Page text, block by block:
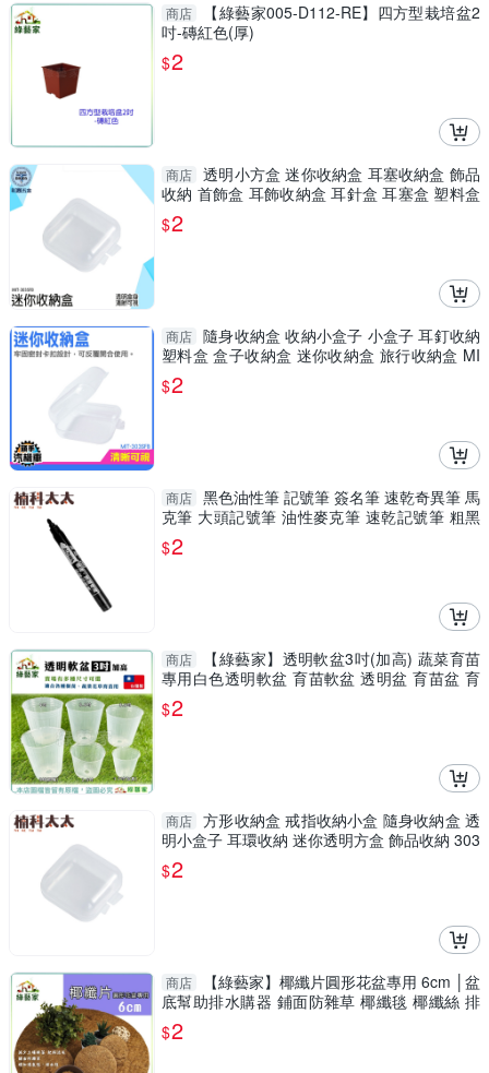
商店
【綠藝家005-D112-RE】四方型栽培盆2
吋-磚紅色(厚)
$2
商店 透明小方盒 迷你收納盒 耳塞收納盒 飾品
收納 首飾盒 耳飾收納盒 耳針盒 耳塞盒 塑料盒
303SFB
$2
商店 隨身收納盒 收納小盒子 小盒子 耳釘收納
塑料盒 盒子收納盒 迷你收納盒 旅行收納盒 MI
T-303SFB
$2
商店 黑色油性筆 記號筆 簽名筆 速乾奇異筆 馬
克筆 大頭記號筆 油性麥克筆 速乾記號筆 粗黑
筆 BHMPB
$2
商店
【綠藝家】透明軟盆3吋(加高) 蔬菜育苗
專用白色透明軟盆 育苗軟盆 透明盆 育苗盆 育
苗
$2
商店 方形收納盒 戒指收納小盒 隨身收納盒 透
明小盒子 耳環收納 迷你透明方盒 飾品收納 303
SFB
$2
商店
【綠藝家】椰纖片圓形花盆專用 6cm │盆
底幫助排水購器 鋪面防雜草 椰纖毯 椰纖絲 排
水 透氣
$2